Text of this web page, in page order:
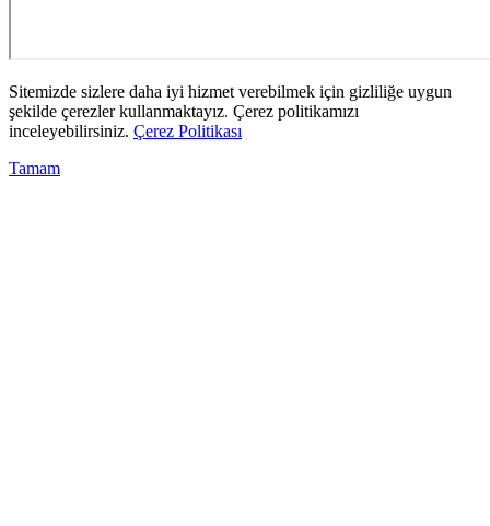
Sitemizde sizlere daha iyi hizmet verebilmek için gizliliğe uygun
şekilde çerezler kullanmaktayız. Çerez politikamızı
inceleyebilirsiniz. Çerez Politikası
Tamam